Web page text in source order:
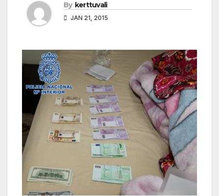
By kerttuvali
JAN 21, 2015